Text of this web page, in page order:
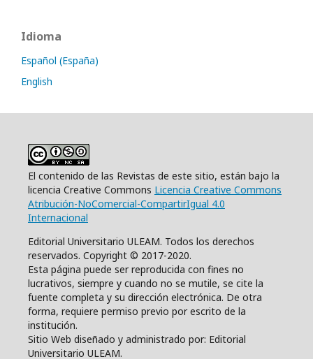
Idioma
Español (España)
English
El contenido de las Revistas de este sitio, están bajo la
licencia Creative Commons Licencia Creative Commons
Atribución-NoComercial-CompartirIgual 4.0
Internacional
Editorial Universitario ULEAM. Todos los derechos
reservados. Copyright © 2017-2020.
Esta página puede ser reproducida con fines no
lucrativos, siempre y cuando no se mutile, se cite la
fuente completa y su dirección electrónica. De otra
forma, requiere permiso previo por escrito de la
institución.
Sitio Web diseñado y administrado por: Editorial
Universitario ULEAM.